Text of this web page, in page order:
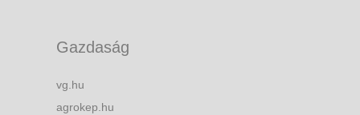
Gazdaság
vg.hu
agrokep.hu